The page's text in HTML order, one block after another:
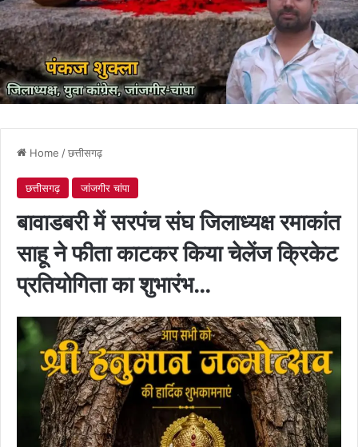
Home /छत्तीसगढ़
छत्तीसगढ़ जांजगीर चांपा
बावाडबरी में सरपंच संघ जिलाध्यक्ष रमाकांत
साहू ने फीता काटकर किया चेलेंज क्रिकेट
प्रतियोगिता का शुभारंभ…